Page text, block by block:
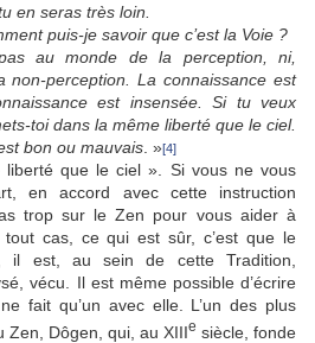
en seras très loin.
puis-je savoir que c’est la Voie ?
au monde de la perception, ni,
non-perception. La connaissance est
est insensée. Si tu veux
toi dans la même liberté que le ciel.
bon ou mauvais . »[4]
que le ciel ». Si vous ne vous
en accord avec cette instruction
trop sur le Zen pour vous aider à
tout cas, ce qui est sûr, c’est que le
il est, au sein de cette Tradition,
vécu. Il est même possible d’écrire
fait qu’un avec elle. L’un des plus
Zen, Dôgen, qui, au XIIIe siècle, fonde